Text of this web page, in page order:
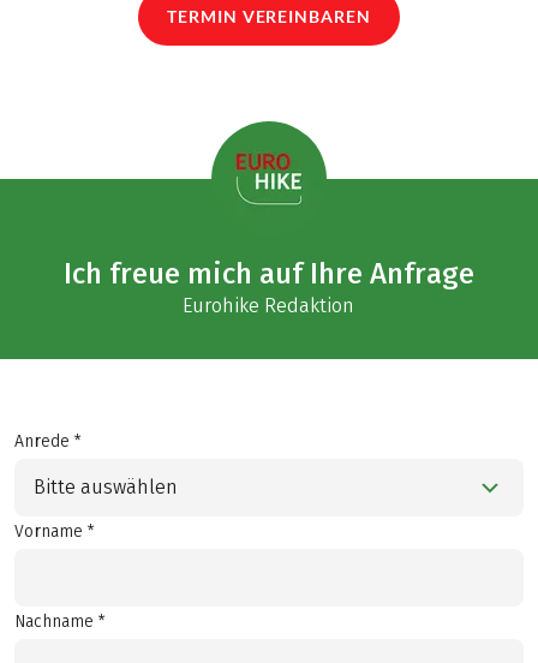
TERMIN VEREINBAREN
Ich freue mich auf Ihre Anfrage
Eurohike Redaktion
Anrede *
Bitte auswählen
Vorname *
Nachname *